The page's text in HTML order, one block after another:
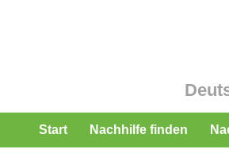
Start Nachhilfe finden